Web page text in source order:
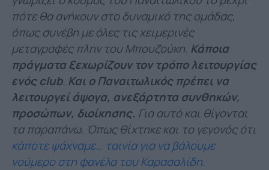
πότε θα ανήκουν στο δυναμικό της ομάδας,
όπως συνέβη με όλες τις χειμερινές
μεταγραφές πλην του Μπουζούκη. Κάποια
πράγματα ξεχωρίζουν τον τρόπο λειτουργίας
ενός club. Και ο Παναιτωλικός πρέπει να
λειτουργεί άψογα, ανεξάρτητα συνθηκών,
προσώπων, διοίκησης. Για αυτό και θίγονται
τα παραπάνω. Όπως θίχτηκε και το γεγονός ότι
κάποτε ψάχναμε… ταινία για να βάλουμε
νούμερο στη φανέλα του Καρασαλίδη.